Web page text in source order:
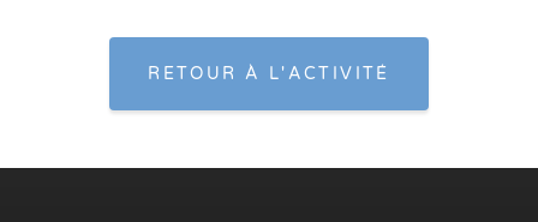
RETOUR À L'ACTIVITÉ